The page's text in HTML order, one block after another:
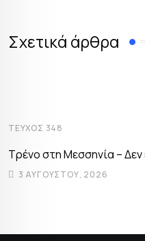
Σχετικά άρθρα
ΤΕΎΧΟΣ 348
Τρένο στη Μεσσηνία – Δεν
3 ΑΥΓΟΎΣΤΟΥ, 2026